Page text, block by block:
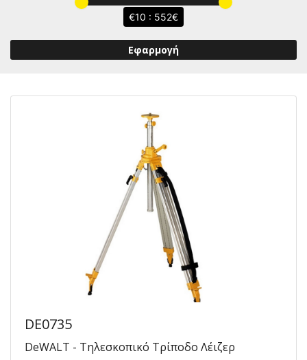
10 : 552
Εφαρμογή
DE0735
DeWALT - Τηλεσκοπικό Τρίποδο Λέιζερ